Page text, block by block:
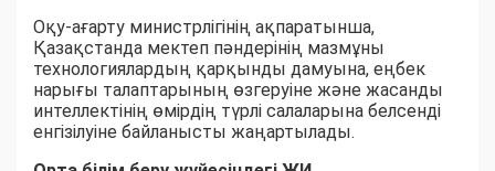
Оқу-ағарту министрлігінің ақпаратынша,
Қазақстанда мектеп пәндерінің мазмұны
технологиялардың қарқынды дамуына, еңбек
нарығы талаптарының өзгеруіне және жасанды
интеллектінің өмірдің түрлі салаларына белсенді
енгізілуіне байланысты жаңартылады.